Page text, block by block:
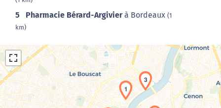
5 Pharmacie Bérard-Argivierà Bordeaux (1
km)
1
3